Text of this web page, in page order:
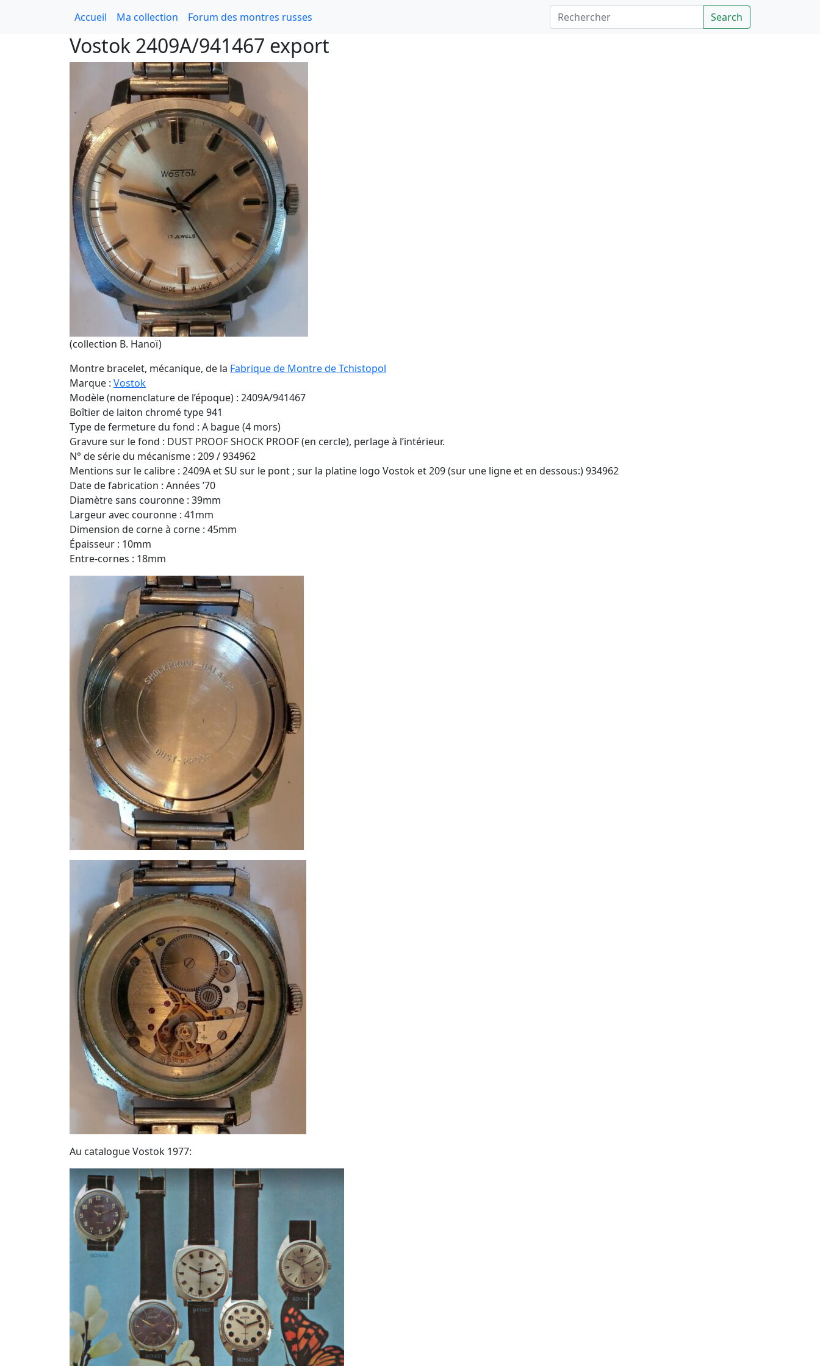
Accueil Ma collection Forum des montres russes Rechercher
Search
Vostok 2409A/941467 export
(collection B. Hanoï)
Montre bracelet, mécanique, de la Fabrique de Montre de Tchistopol
Marque : Vostok
Modèle (nomenclature de l’époque) : 2409A/941467
Boîtier de laiton chromé type 941
Type de fermeture du fond : A bague (4 mors)
Gravure sur le fond : DUST PROOF SHOCK PROOF (en cercle), perlage à l’intérieur.
N° de série du mécanisme : 209 / 934962
Mentions sur le calibre : 2409A et SU sur le pont ; sur la platine logo Vostok et 209 (sur une ligne et en dessous:) 934962
Date de fabrication : Années ’70
Diamètre sans couronne : 39mm
Largeur avec couronne : 41mm
Dimension de corne à corne : 45mm
Épaisseur : 10mm
Entre-cornes : 18mm
Au catalogue Vostok 1977: